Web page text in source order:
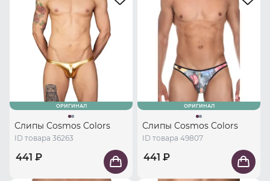
ОРИГИНАЛ
Слипы Cosmos Colors
ID товара 36263
441 ₽
ОРИГИНАЛ
Слипы Cosmos Colors
ID товара 49807
441 ₽